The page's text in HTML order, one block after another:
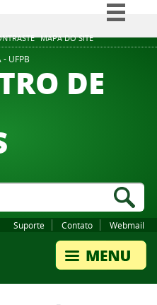
MAPA DO SITE
Simplifique!
Participe
- UFPB
DE
Suporte Contato Webmail